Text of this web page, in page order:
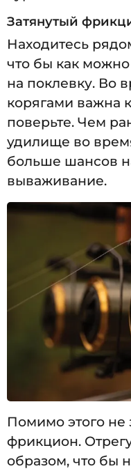
Затянутый
Находитесь
что бы как
на поклевку. Во
корягами важна
поверьте. Чем
удилище во
больше шансов
вываживание.
Помимо этого не
фрикцион.
образом, что бы